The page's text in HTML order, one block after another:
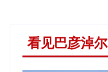
看见巴彦淖尔